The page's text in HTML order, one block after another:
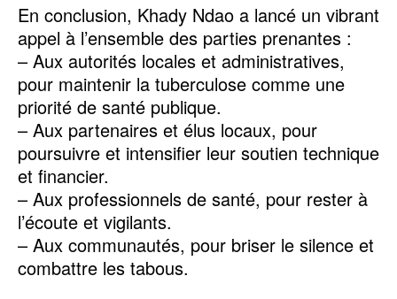
En conclusion, Khady Ndao a lancé un vibrant
appel à l’ensemble des parties prenantes :
– Aux autorités locales et administratives,
pour maintenir la tuberculose comme une
priorité de santé publique.
– Aux partenaires et élus locaux, pour
poursuivre et intensifier leur soutien technique
et financier.
– Aux professionnels de santé, pour rester à
l’écoute et vigilants.
– Aux communautés, pour briser le silence et
combattre les tabous.